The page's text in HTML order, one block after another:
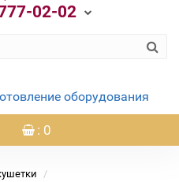
02-02
оборудования
: 0